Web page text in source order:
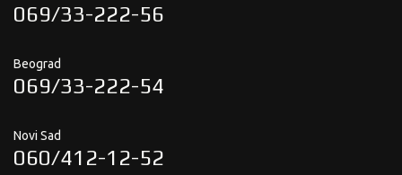
069/33-222-56
Beograd
069/33-222-54
Novi Sad
060/412-12-52